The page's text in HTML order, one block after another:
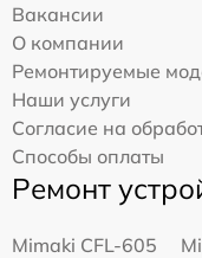
Вакансии
О компании
Ремонтируемые
Наши услуги
Согласие на
Способы оплаты
Ремонт
Mimaki CFL-605